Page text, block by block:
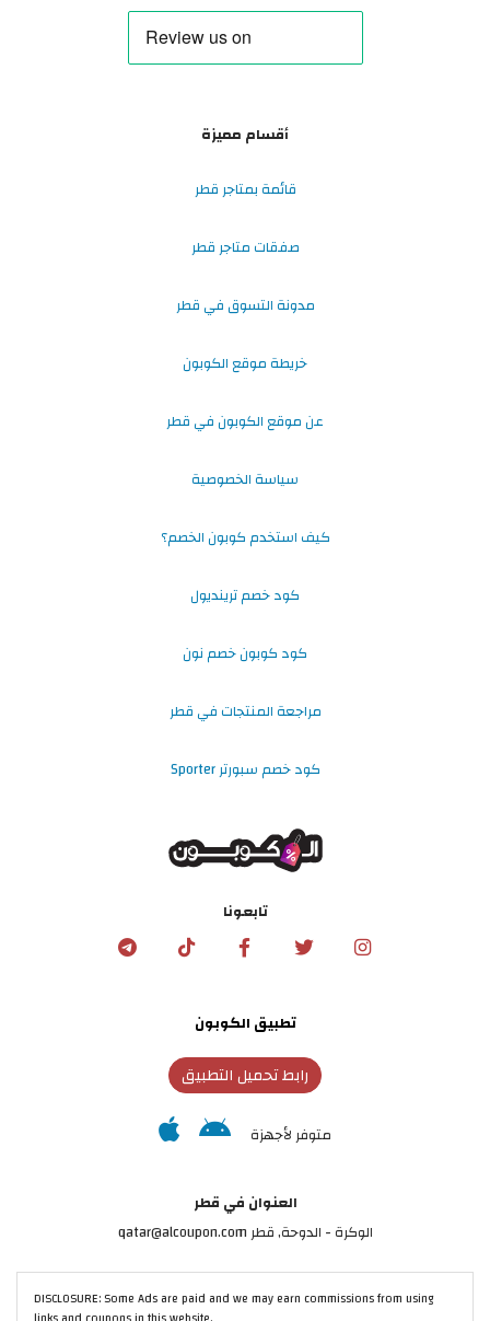
أقسام مميزة
قائمة بمتاجر قطر
صفقات متاجر قطر
مدونة التسوق في قطر
خريطة موقع الكوبون
عن موقع الكوبون في قطر
سياسة الخصوصية
كيف استخدم كوبون الخصم؟
كود خصم ترينديول
كود كوبون خصم نون
مراجعة المنتجات في قطر
كود خصم سبورتر Sporter
تابعونا
تطبيق الكوبون
رابط تحميل التطبيق
متوفر لأجهزة
العنوان في قطر
الوكرة - الدوحة, قطر qatar@alcoupon.com
DISCLOSURE: Some Ads are paid and we may earn commissions from using